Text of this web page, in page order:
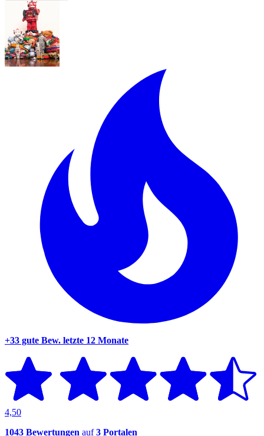
+33 gute Bew. letzte 12 Monate
4,50
1043 Bewertungen auf3 Portalen